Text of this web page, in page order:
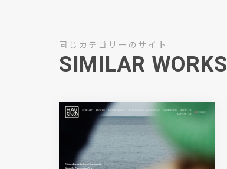
同じカテゴリーのサイト
SIMILAR WORKS